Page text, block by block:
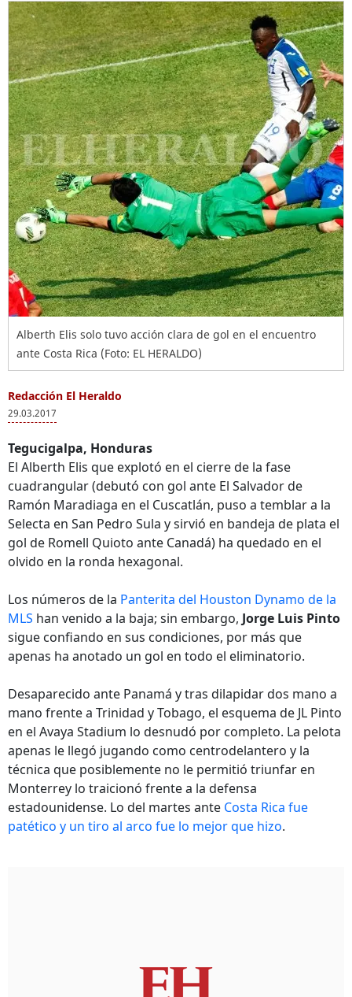
Alberth Elis solo tuvo acción clara de gol en el encuentro
ante Costa Rica (Foto: EL HERALDO)
Redacción El Heraldo
29.03.2017
Tegucigalpa, Honduras
El Alberth Elis que explotó en el cierre de la fase
cuadrangular (debutó con gol ante El Salvador de
Ramón Maradiaga en el Cuscatlán, puso a temblar a la
Selecta en San Pedro Sula y sirvió en bandeja de plata el
gol de Romell Quioto ante Canadá) ha quedado en el
olvido en la ronda hexagonal.
Los números de la Panterita del Houston Dynamo de la
MLS han venido a la baja; sin embargo, Jorge Luis Pinto
sigue confiando en sus condiciones, por más que
apenas ha anotado un gol en todo el eliminatorio.
Desaparecido ante Panamá y tras dilapidar dos mano a
mano frente a Trinidad y Tobago, el esquema de JL Pinto
en el Avaya Stadium lo desnudó por completo. La pelota
apenas le llegó jugando como centrodelantero y la
técnica que posiblemente no le permitió triunfar en
Monterrey lo traicionó frente a la defensa
estadounidense. Lo del martes ante Costa Rica fue
patético y un tiro al arco fue lo mejor que hizo.